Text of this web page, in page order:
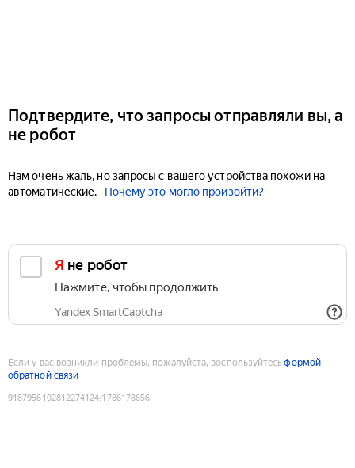
Подтвердите, что запросы отправляли вы, а
не робот
Нам очень жаль, но запросы с вашего устройства похожи на
автоматические.
Почему это могло произойти?
Я не робот
Нажмите, чтобы продолжить
Yandex SmartCaptcha
Если у вас возникли проблемы, пожалуйста, воспользуйтесьформой
обратной связи
9187956102812274124:1786178656